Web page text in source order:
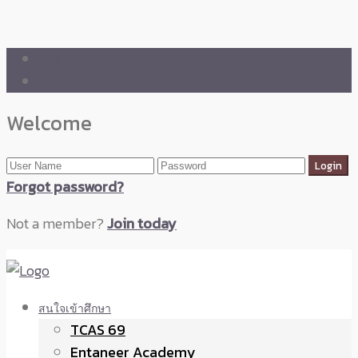
Welcome
Forgot password?
Not a member?Join today
สนใจเข้าศึกษา
TCAS 69
Entaneer Academy